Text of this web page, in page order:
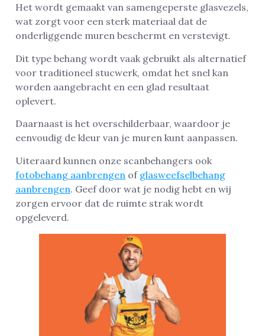
Het wordt gemaakt van samengeperste glasvezels,
wat zorgt voor een sterk materiaal dat de
onderliggende muren beschermt en verstevigt.
Dit type behang wordt vaak gebruikt als alternatief
voor traditioneel stucwerk, omdat het snel kan
worden aangebracht en een glad resultaat
oplevert.
Daarnaast is het overschilderbaar, waardoor je
eenvoudig de kleur van je muren kunt aanpassen.
Uiteraard kunnen onze scanbehangers ook
fotobehang aanbrengen of glasweefselbehang
aanbrengen. Geef door wat je nodig hebt en wij
zorgen ervoor dat de ruimte strak wordt
opgeleverd.